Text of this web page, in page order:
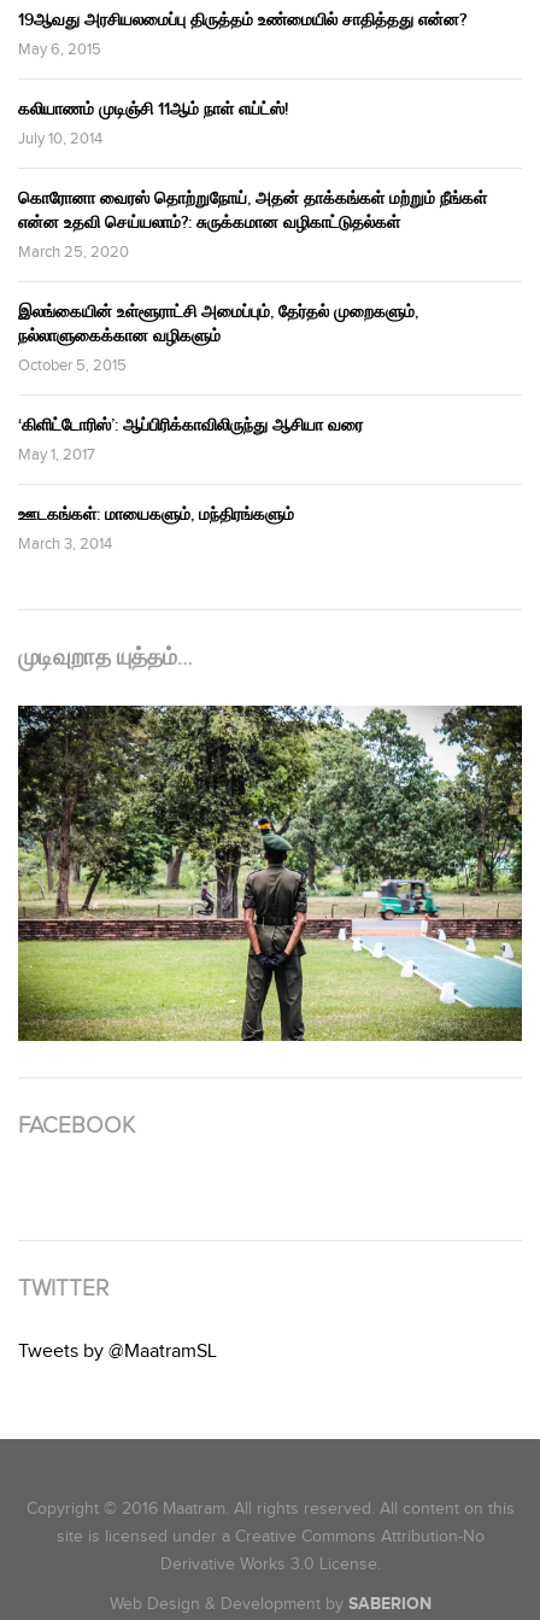
19ஆவது அரசியலமைப்பு திருத்தம் உண்மையில் சாதித்தது என்ன?
May 6, 2015
கலியாணம் முடிஞ்சி 11ஆம் நாள் எய்ட்ஸ்!
July 10, 2014
கொரோனா வைரஸ் தொற்றுநோய், அதன் தாக்கங்கள் மற்றும் நீங்கள்
என்ன உதவி செய்யலாம்?: சுருக்கமான வழிகாட்டுதல்கள்
March 25, 2020
இலங்கையின் உள்ளூராட்சி அமைப்பும், தேர்தல் முறைகளும்,
நல்லாளுகைக்கான வழிகளும்
October 5, 2015
‘கிளிட்டோரிஸ்’: ஆப்பிரிக்காவிலிருந்து ஆசியா வரை
May 1, 2017
ஊடகங்கள்: மாயைகளும், மந்திரங்களும்
March 3, 2014
முடிவுறாத யுத்தம்…
FACEBOOK
TWITTER
Tweets by @MaatramSL
Copyright © 2016 Maatram. All rights reserved. All content on this
site is licensed under a Creative Commons Attribution-No
Derivative Works 3.0 License.
Web Design & Development by SABERION